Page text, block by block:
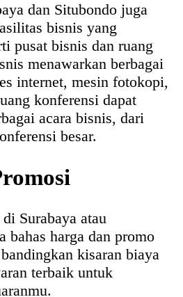
dan Situbondo juga
bisnis yang
pusat bisnis dan ruang
menawarkan berbagai
internet, mesin fotokopi,
konferensi dapat
acara bisnis, dari
besar.
Surabaya atau
bahas harga dan promo
kisaran biaya
terbaik untuk